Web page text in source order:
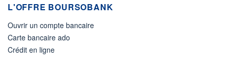
L'OFFRE BOURSOBANK
Ouvrir un compte bancaire
Carte bancaire ado
Crédit en ligne